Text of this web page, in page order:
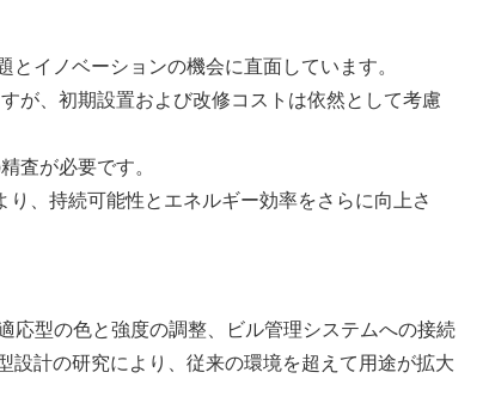
イノベーションの機会に直面しています。
が、初期設置および改修コストは依然として考慮
査が必要です。
、持続可能性とエネルギー効率をさらに向上さ
型の色と強度の調整、ビル管理システムへの接続
設計の研究により、従来の環境を超えて用途が拡大